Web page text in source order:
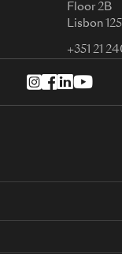
Floor 2B
Lisbon
+351 21